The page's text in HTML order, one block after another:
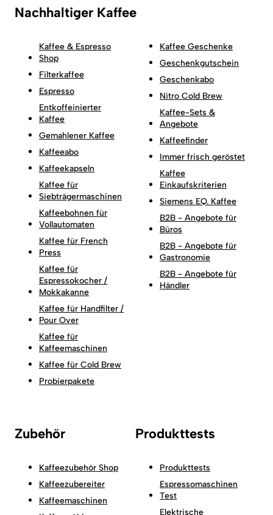
Nachhaltiger Kaffee
Kaffee & Espresso
Shop
Filterkaffee
Espresso
Entkoffeinierter
Kaffee
Gemahlener Kaffee
Kaffeeabo
Kaffeekapseln
Kaffee für
Siebträgermaschinen
Kaffeebohnen für
Vollautomaten
Kaffee für French
Press
Kaffee für
Espressokocher /
Mokkakanne
Kaffee für Handfilter /
Pour Over
Kaffee für
Kaffeemaschinen
Kaffee für Cold Brew
Probierpakete
Kaffee Geschenke
Geschenkgutschein
Geschenkabo
Nitro Cold Brew
Kaffee-Sets &
Angebote
Kaffeefinder
Immer frisch geröstet
Kaffee
Einkaufskriterien
Siemens EQ. Kaffee
B2B - Angebote für
Büros
B2B - Angebote für
Gastronomie
B2B - Angebote für
Händler
Zubehör
Kaffeezubehör Shop
Kaffeezubereiter
Kaffeemaschinen
Produkttests
Produkttests
Espressomaschinen
Test
Elektrische